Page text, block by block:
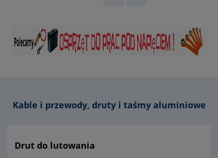
Kable i przewody, druty i taśmy aluminiowe
Drut do lutowania